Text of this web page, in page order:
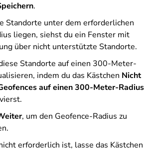
.
Standorte unter dem erforderlichen
liegen, siehst du ein Fenster mit
über nicht unterstützte Standorte.
Standorte auf einen 300-Meter-
indem du das Kästchen Nicht
auf einen 300-Meter-Radius
, um den Geofence-Radius zu
erforderlich ist, lasse das Kästchen